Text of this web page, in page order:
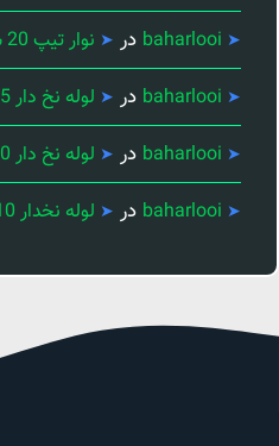
baharlooi در
نوار تیپ 20 سانتی رول 1000 متری
baharlooi در
لوله نخ دار 75 میلیمتر
baharlooi در
لوله نخ دار 90 میلیمتر
baharlooi در لوله نخدار 110 میلیمتر